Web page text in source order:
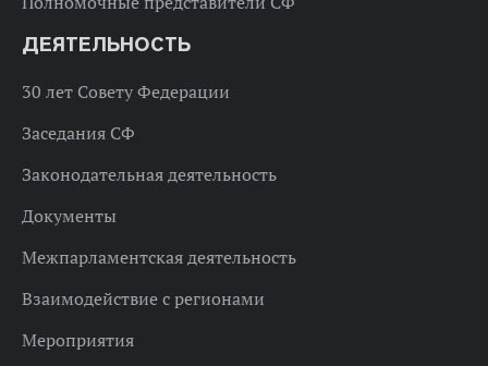
ДЕЯТЕЛЬНОСТЬ
30 лет Совету Федерации
Заседания СФ
Законодательная деятельность
Документы
Межпарламентская деятельность
Взаимодействие с регионами
Мероприятия